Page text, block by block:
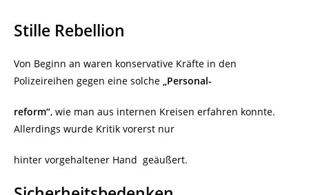
Stille Rebellion
Von Beginn an waren konservative Kräfte in den
Polizeireihen gegen eine solche „Personal-
reform“, wie man aus internen Kreisen erfahren konnte.
Allerdings wurde Kritik vorerst nur
hinter vorgehaltener Hand geäußert.